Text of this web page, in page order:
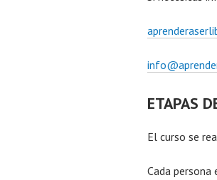
ETAPAS
El curso se
Cada